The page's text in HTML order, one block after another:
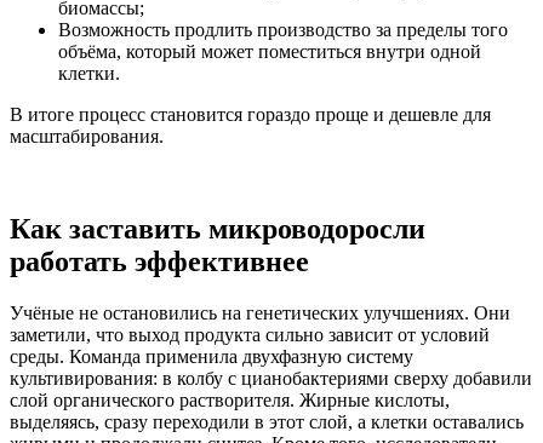
биомассы;
Возможность продлить производство за пределы того
объёма, который может поместиться внутри одной
клетки.
В итоге процесс становится гораздо проще и дешевле для
масштабирования.
Как заставить микроводоросли
работать эффективнее
Учёные не остановились на генетических улучшениях. Они
заметили, что выход продукта сильно зависит от условий
среды. Команда применила двухфазную систему
культивирования: в колбу с цианобактериями сверху добавили
слой органического растворителя. Жирные кислоты,
выделяясь, сразу переходили в этот слой, а клетки оставались